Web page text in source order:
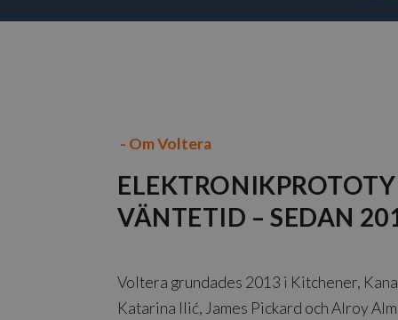
- Om Voltera
VÄNTETID – SEDAN
Voltera grundades 2013 i Kitchener,
Katarina Ilić, James Pickard och Alroy